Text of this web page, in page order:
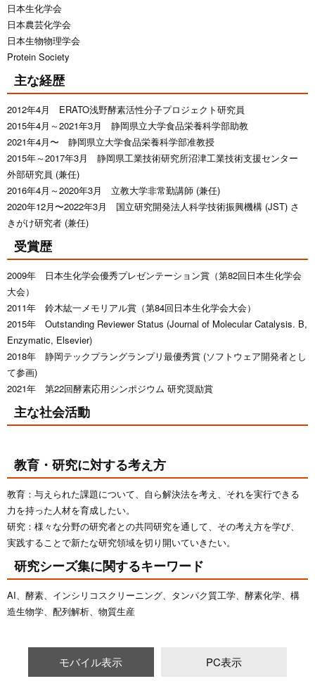
日本生化学会
日本農芸化学会
日本生物物理学会
Protein Society
主な経歴
2012年4月 ERATO浅野酵素活性分子プロジェクト研究員
2015年4月～2021年3月 静岡県立大学食品栄養科学部助教
2021年4月〜 静岡県立大学食品栄養科学部准教授
2015年～2017年3月 静岡県工業技術研究所沼津工業技術支援センター
外部研究員 (兼任)
2016年4月～2020年3月 立教大学非常勤講師 (兼任)
2020年12月〜2022年3月 国立研究開発法人科学技術振興機構 (JST) さ
きがけ研究者 (兼任)
受賞歴
2009年 日本生化学会優秀プレゼンテーション賞（第82回日本生化学会
大会）
2011年 鈴木紘一メモリアル賞（第84回日本生化学会大会）
2015年 Outstanding Reviewer Status (Journal of Molecular Catalysis. B,
Enzymatic, Elsevier)
2018年 静岡テックプラングランプリ最優秀賞 (ソフトウェア開発者とし
て参画)
2021年 第22回酵素応用シンポジウム 研究奨励賞
主な社会活動
教育・研究に対する考え方
教育：与えられた課題について、自ら解決法を考え、それを実行できる
力を持った人材を育成したい。
研究：様々な分野の研究者との共同研究を通して、その考え方を学び、
実践することで新たな研究領域を切り開いていきたい。
研究シーズ集に関するキーワード
AI、酵素、インシリコスクリーニング、タンパク質工学、酵素化学、構
造生物学、配列解析、物質生産
モバイル表示 PC表示